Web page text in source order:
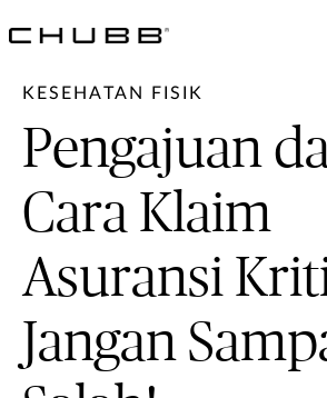
KESEHATAN FISIK
Pengajuan
Cara Klaim
Asuransi
Jangan